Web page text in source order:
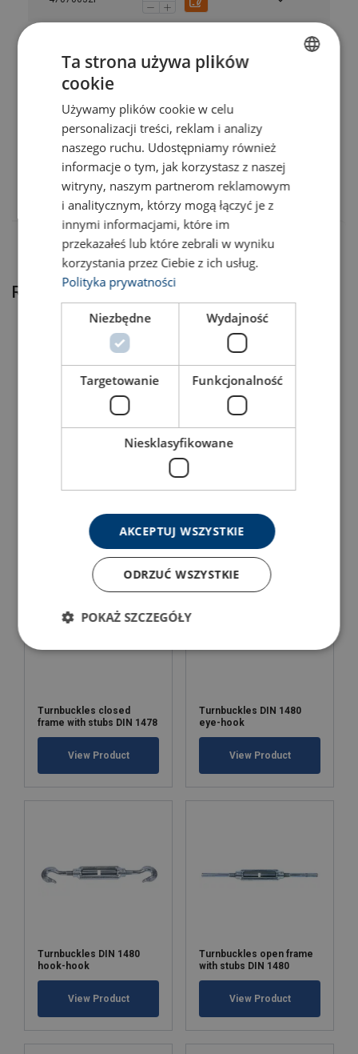
47070034F
47070035F
Related products
View Product View Product
Turnbuckles closed
frame with stubs DIN 1478
View Product
Turnbuckles DIN 1480
eye-hook
View Product
Turnbuckles DIN 1480
hook-hook
View Product
Turnbuckles open frame
with stubs DIN 1480
View Product
ENGLISH TRANSLATION
Ta strona używa plików
cookie
Używamy plików cookie w celu
personalizacji treści, reklam i analizy
naszego ruchu. Udostępniamy również
informacje o tym, jak korzystasz z naszej
witryny, naszym partnerom reklamowym
i analitycznym, którzy mogą łączyć je z
innymi informacjami, które im
przekazałeś lub które zebrali w wyniku
korzystania przez Ciebie z ich usług.
Polityka prywatności
Niezbędne Wydajność
Targetowanie Funkcjonalność
Niesklasyfikowane
AKCEPTUJ WSZYSTKIE
ODRZUĆ WSZYSTKIE
POKAŻ SZCZEGÓŁY